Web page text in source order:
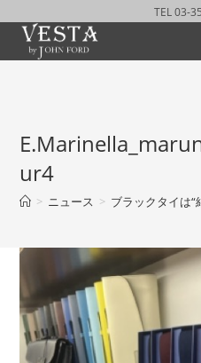
TEL 03-
ur4
> ニュース > ブラックタイは